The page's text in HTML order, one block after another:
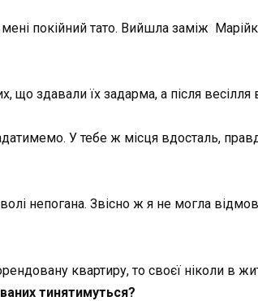
покійний тато. Вийшла заміж
що здавали їх задарма, а після
У тебе ж місця вдосталь,
непогана. Звісно ж я не могла
квартиру, то своєї ніколи в
тинятимуться?